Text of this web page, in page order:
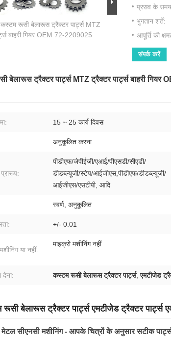
कस्टम रूसी बेलारूस ट्रैक्टर पार्ट्स MTZ
बाहरी गियर OEM 72-2209025
प्रसव के
भुगतान शर्तें:
आपूर्ति की
संपर्क करें
बेलारूस ट्रैक्टर पार्ट्स MTZ ट्रैक्टर पार्ट्स बाहरी गियर
15 ~ 25 कार्य दिवस
अनुकूलित करना
पीडीएफ/जेपीईजी/एआई/पीएसडी/सीएडी/
डीडब्ल्यूजी/स्टेप/आईजीएस,पीडीएफ/डीडब्ल्यूजी/
आईजीएस/एसटीपी, आदि
स्वर्ण, अनुकूलित
+/- 0.01
या नहीं:
माइक्रो मशीनिंग नहीं
देना: कस्टम रूसी बेलारूस ट्रैक्टर पार्ट्स,एमटीजेड
बेलारूस ट्रैक्टर पार्ट्स एमटीजेड ट्रैक्टर पार्ट्स
सीएनसी मशीनिंग - आपके चित्रों के अनुसार सटीक